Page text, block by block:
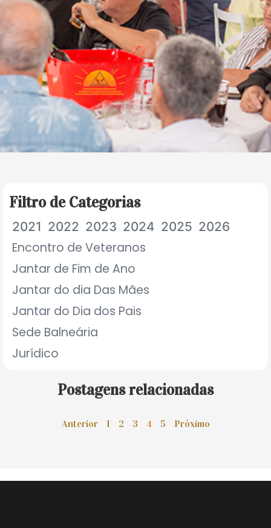
Filtro de Categorias
2021 2022 2023 2024 2025 2026
Encontro de Veteranos
Jantar de Fim de Ano
Jantar do dia Das Mães
Jantar do Dia dos Pais
Sede Balneária
Jurídico
Postagens relacionadas
Anterior 1 2 3 4 5 Próximo